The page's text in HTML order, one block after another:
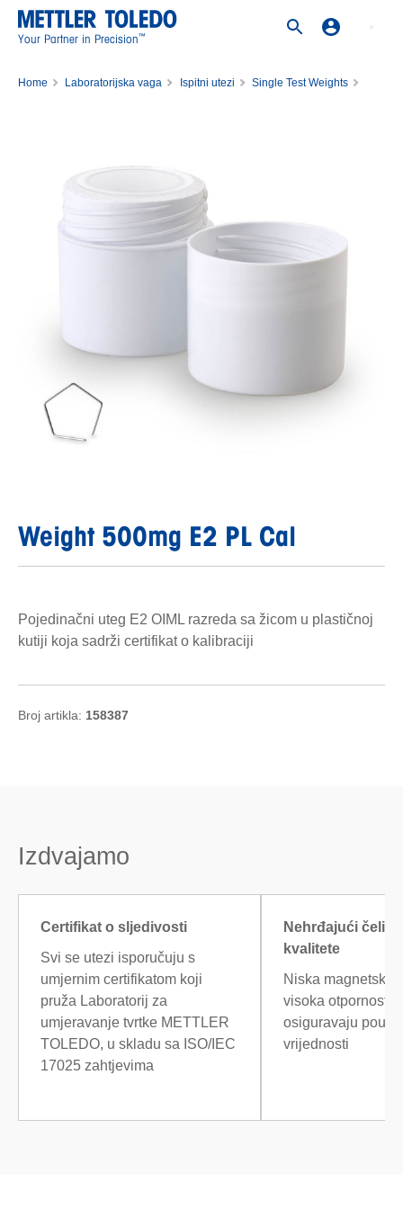
Your Partner in Precision™
Home Laboratorijska vaga Ispitni utezi
Single Test Weights
Weight 500mg E2 PL Cal
Pojedinačni uteg E2 OIML razreda sa žicom u plastičnoj
kutiji koja sadrži certifikat o kalibraciji
Broj artikla: 158387
Izdvajamo
Certifikat o sljedivosti
Svi se utezi isporučuju s
umjernim certifikatom koji
pruža Laboratorij za
umjeravanje tvrtke METTLER
TOLEDO, u skladu sa ISO/IEC
17025 zahtjevima
Nehrđajući čelik
kvalitete
Niska magnetska
visoka otpornost
osiguravaju
vrijednosti